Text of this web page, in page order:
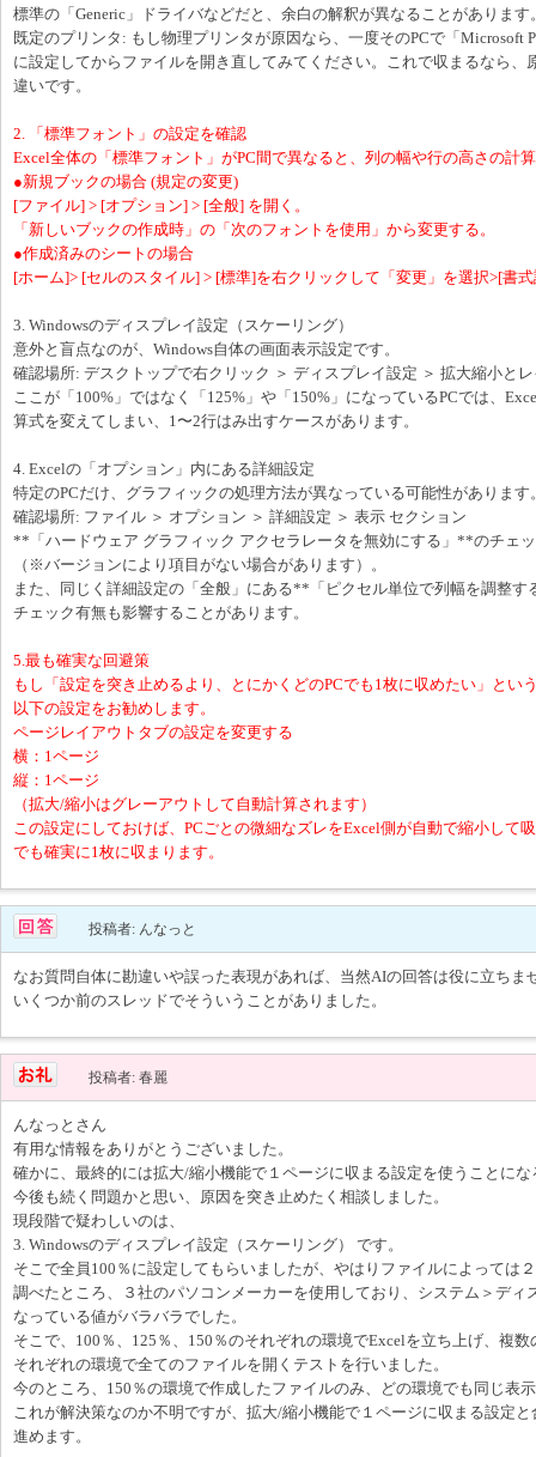
標準の「Generic」ドライバなどだと、余白の解釈が異なることがあります
既定のプリンタ: もし物理プリンタが原因なら、一度そのPCで「Microsoft
に設定してからファイルを開き直してみてください。これで収まるなら、
違いです。
2. 「標準フォント」の設定を確認
Excel全体の「標準フォント」がPC間で異なると、列の幅や行の高さの計
●新規ブックの場合 (規定の変更)
[ファイル] > [オプション] > [全般] を開く。
「新しいブックの作成時」の「次のフォントを使用」から変更する。
●作成済みのシートの場合
[ホーム]> [セルのスタイル] > [標準]を右クリックして「変更」を選択>[書
3. Windowsのディスプレイ設定（スケーリング）
意外と盲点なのが、Windows自体の画面表示設定です。
確認場所: デスクトップで右クリック ＞ ディスプレイ設定 ＞ 拡大縮小と
ここが「100%」ではなく「125%」や「150%」になっているPCでは、
算式を変えてしまい、1〜2行はみ出すケースがあります。
4. Excelの「オプション」内にある詳細設定
特定のPCだけ、グラフィックの処理方法が異なっている可能性があります
確認場所: ファイル ＞ オプション ＞ 詳細設定 ＞ 表示 セクション
**「ハードウェア グラフィック アクセラレータを無効にする」**のチェ
（※バージョンにより項目がない場合があります）。
また、同じく詳細設定の「全般」にある**「ピクセル単位で列幅を調整
チェック有無も影響することがあります。
5.最も確実な回避策
もし「設定を突き止めるより、とにかくどのPCでも1枚に収めたい」とい
以下の設定をお勧めします。
ページレイアウトタブの設定を変更する
横：1ページ
縦：1ページ
（拡大/縮小はグレーアウトして自動計算されます）
この設定にしておけば、PCごとの微細なズレをExcel側が自動で縮小して
でも確実に1枚に収まります。
投稿者: んなっと
なお質問自体に勘違いや誤った表現があれば、当然AIの回答は役に立ちま
いくつか前のスレッドでそういうことがありました。
投稿者: 春麗
んなっとさん
有用な情報をありがとうございました。
確かに、最終的には拡大/縮小機能で１ページに収まる設定を使うことに
今後も続く問題かと思い、原因を突き止めたく相談しました。
現段階で疑わしいのは、
3. Windowsのディスプレイ設定（スケーリング） です。
そこで全員100％に設定してもらいましたが、やはりファイルによっては
調べたところ、３社のパソコンメーカーを使用しており、システム＞ディ
なっている値がバラバラでした。
そこで、100％、125％、150％のそれぞれの環境でExcelを立ち上げ、複
それぞれの環境で全てのファイルを開くテストを行いました。
今のところ、150％の環境で作成したファイルのみ、どの環境でも同じ表
これが解決策なのか不明ですが、拡大/縮小機能で１ページに収まる設定
進めます。